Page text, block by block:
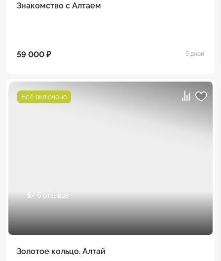
Знакомство с Алтаем
59 000 ₽ 5 дней
Всё включено
5/ 8 отзывов
Золотое кольцо. Алтай